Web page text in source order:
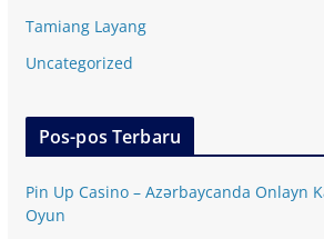
Tamiang Layang
Uncategorized
Pos-pos Terbaru
Pin Up Casino – Azərbaycanda Onlayn
Oyun